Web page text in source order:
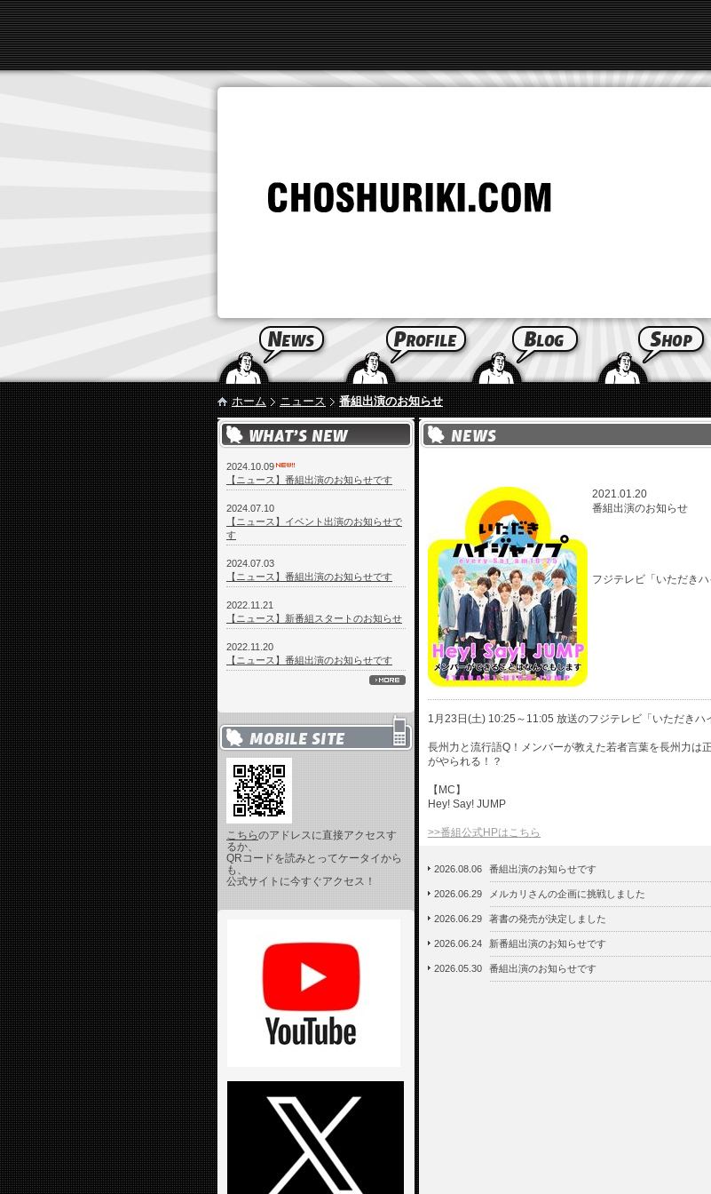
ホーム ニュース 番組出演のお知らせ
2024.10.09
【ニュース】番組出演のお知らせです
2024.07.10
【ニュース】イベント出演のお知らせで
す
2024.07.03
【ニュース】番組出演のお知らせです
2022.11.21
【ニュース】新番組スタートのお知らせ
2022.11.20
【ニュース】番組出演のお知らせです
こちらのアドレスに直接アクセスす
るか、
QRコードを読みとってケータイから
も、
公式サイトに今すぐアクセス！
2021.01.20
番組出演のお知らせ
フジテレビ「いただき
1月23日(土) 10:25～11:05 放送のフジテレビ「いただきハ
長州力と流行語Q！メンバーが教えた若者言葉を長州力は
がやられる！？
【MC】
Hey! Say! JUMP
>>番組公式HPはこちら
2026.08.06 番組出演のお知らせです
2026.06.29 メルカリさんの企画に挑戦しました
2026.06.29 著書の発売が決定しました
2026.06.24 新番組出演のお知らせです
2026.05.30 番組出演のお知らせです